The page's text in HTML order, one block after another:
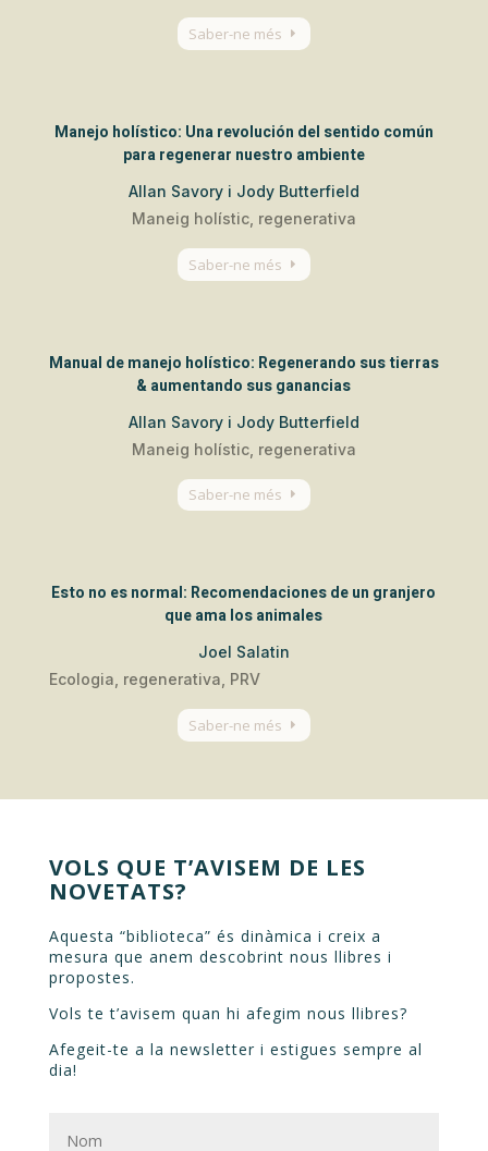
Saber-ne més
Manejo holístico: Una revolución del sentido común
para regenerar nuestro ambiente
Allan Savory i Jody Butterfield
Maneig holístic, regenerativa
Saber-ne més
Manual de manejo holístico: Regenerando sus tierras
& aumentando sus ganancias
Allan Savory i Jody Butterfield
Maneig holístic, regenerativa
Saber-ne més
Esto no es normal: Recomendaciones de un granjero
que ama los animales
Joel Salatin
Ecologia, regenerativa, PRV
Saber-ne més
VOLS QUE T’AVISEM DE LES
NOVETATS?
Aquesta “biblioteca” és dinàmica i creix a
mesura que anem descobrint nous llibres i
propostes.
Vols te t’avisem quan hi afegim nous llibres?
Afegeit-te a la newsletter i estigues sempre al
dia!